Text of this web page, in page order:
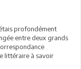
profondément
entre deux grands
littéraire à savoir